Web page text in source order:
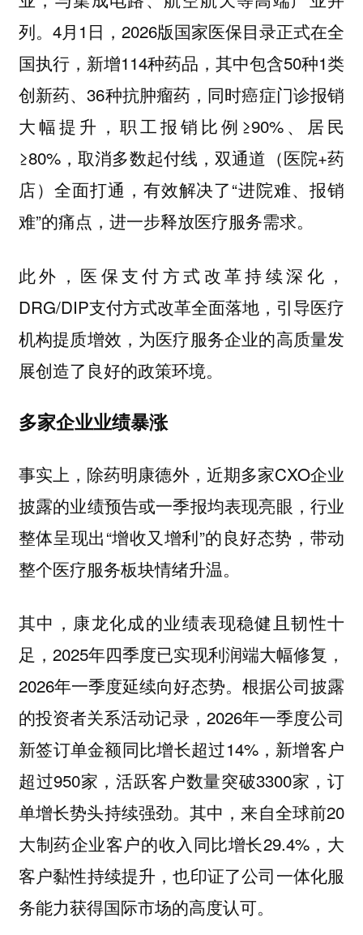
列。4月1日，2026版国家医保目录正式在全
国执行，新增114种药品，其中包含50种1类
创新药、36种抗肿瘤药，同时癌症门诊报销
大幅提升，职工报销比例≥90%、居民
≥80%，取消多数起付线，双通道（医院+药
店）全面打通，有效解决了“进院难、报销
难”的痛点，进一步释放医疗服务需求。
此外，医保支付方式改革持续深化，
DRG/DIP支付方式改革全面落地，引导医疗
机构提质增效，为医疗服务企业的高质量发
展创造了良好的政策环境。
多家企业业绩暴涨
事实上，除药明康德外，近期多家CXO企业
披露的业绩预告或一季报均表现亮眼，行业
整体呈现出“增收又增利”的良好态势，带动
整个医疗服务板块情绪升温。
其中，康龙化成的业绩表现稳健且韧性十
足，2025年四季度已实现利润端大幅修复，
2026年一季度延续向好态势。根据公司披露
的投资者关系活动记录，2026年一季度公司
新签订单金额同比增长超过14%，新增客户
超过950家，活跃客户数量突破3300家，订
单增长势头持续强劲。其中，来自全球前20
大制药企业客户的收入同比增长29.4%，大
客户黏性持续提升，也印证了公司一体化服
务能力获得国际市场的高度认可。